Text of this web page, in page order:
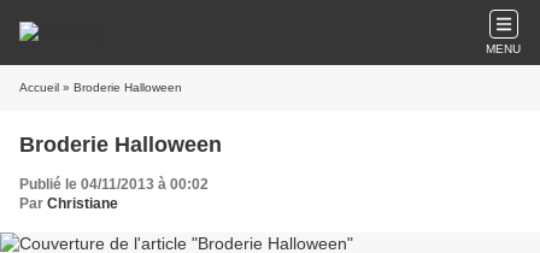
MENU
Accueil » Broderie Halloween
Broderie Halloween
Publié le 04/11/2013 à 00:02
Par Christiane